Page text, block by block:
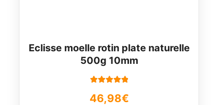
Eclisse moelle rotin plate naturelle
500g 10mm
5
46,98€